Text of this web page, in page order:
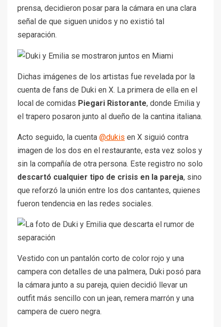
prensa, decidieron posar para la cámara en una clara
señal de que siguen unidos y no existió tal
separación.
Dichas imágenes de los artistas fue revelada por la
cuenta de fans de Duki en X. La primera de ella en el
local de comidas Piegari Ristorante, donde Emilia y
el trapero posaron junto al dueño de la cantina italiana.
Acto seguido, la cuenta @dukis en X siguió contra
imagen de los dos en el restaurante, esta vez solos y
sin la compañía de otra persona. Este registro no solo
descartó cualquier tipo de crisis en la pareja, sino
que reforzó la unión entre los dos cantantes, quienes
fueron tendencia en las redes sociales.
Vestido con un pantalón corto de color rojo y una
campera con detalles de una palmera, Duki posó para
la cámara junto a su pareja, quien decidió llevar un
outfit más sencillo con un jean, remera marrón y una
campera de cuero negra.